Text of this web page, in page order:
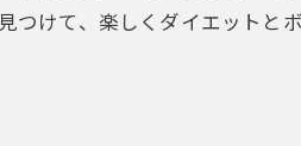
つけて、楽しくダイエットと